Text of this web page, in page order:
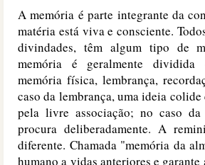
A memória é parte integrante da
matéria está viva e consciente.
divindades, têm algum tipo de
memória é geralmente dividida
memória física, lembrança,
caso da lembrança, uma ideia colide
pela livre associação; no caso
procura deliberadamente. A
diferente. Chamada "memória da
humano a vidas anteriores e